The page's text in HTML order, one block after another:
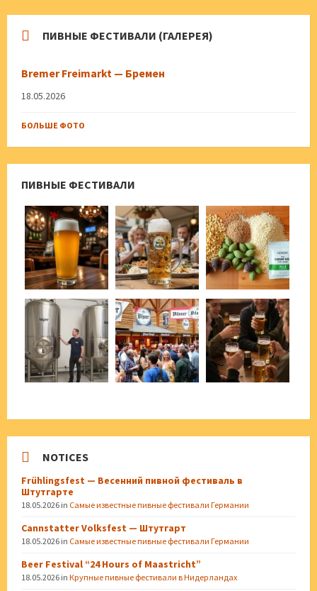
ПИВНЫЕ ФЕСТИВАЛИ (ГАЛЕРЕЯ)
Bremer Freimarkt — Бремен
18.05.2026
БОЛЬШЕ ФОТО
ПИВНЫЕ ФЕСТИВАЛИ
NOTICES
Frühlingsfest — Весенний пивной фестиваль в
Штутгарте
18.05.2026 in Самые известные пивные фестивали Германии
Cannstatter Volksfest — Штутгарт
18.05.2026 in Самые известные пивные фестивали Германии
Beer Festival “24 Hours of Maastricht”
18.05.2026 in Крупные пивные фестивали в Нидерландах